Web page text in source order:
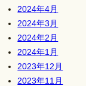
2024年4月
2024年3月
2024年2月
2024年1月
2023年12月
2023年11月